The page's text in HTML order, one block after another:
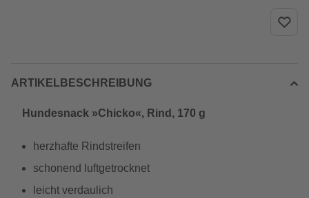
ARTIKELBESCHREIBUNG
Hundesnack »Chicko«, Rind, 170 g
herzhafte Rindstreifen
schonend luftgetrocknet
leicht verdaulich